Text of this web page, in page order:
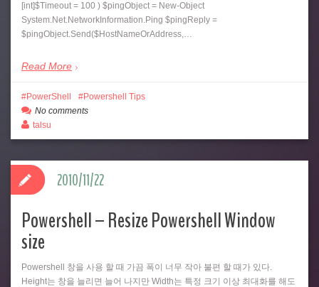
[int]$Timeout = 100 ) $pingObject = New-Object
System.Net.NetworkInformation.Ping $pingReply =
$pingObject.Send($HostNameOrAddress,…
Read More
PowerShell
Powershell Tips
No comments
talsu
Powershell – Resize Powershell Window
size
Powershell 창을 사용 할 때 가끔 폭이 너무 작아 불편 할 때가 있다.
Height는 창을 늘리면 늘어 나지만 Width는 특정 크기 이상 최대화를 해도
2010/11/22